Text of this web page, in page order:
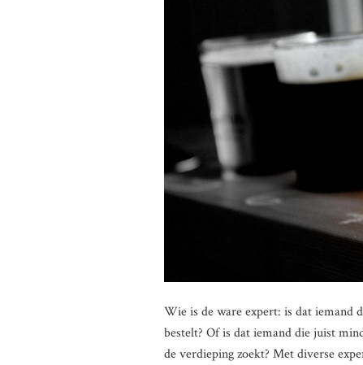
Wie is de ware expert: is dat iemand
bestelt? Of is dat iemand die juist
de verdieping zoekt? Met diverse